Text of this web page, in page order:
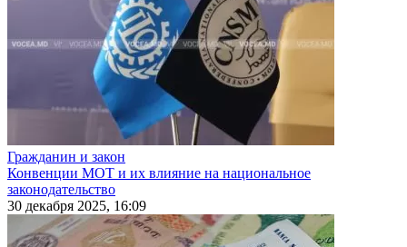
Гражданин и закон
Конвенции МОТ и их влияние на национальное
законодательство
30 декабря 2025, 16:09